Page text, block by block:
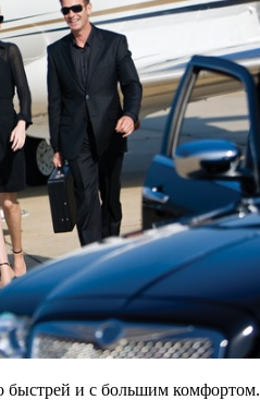
быстрей и с большим комфортом.